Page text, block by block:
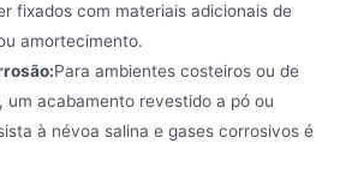
fixados com materiais adicionais de
amortecimento.
Para ambientes costeiros ou de
um acabamento revestido a pó ou
à névoa salina e gases corrosivos é